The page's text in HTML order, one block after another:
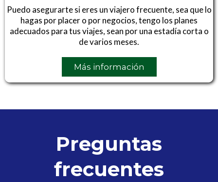
Puedo asegurarte si eres un viajero frecuente, sea que lo
hagas por placer o por negocios, tengo los planes
adecuados para tus viajes, sean por una estadía corta o
de varios meses.
Más información
Preguntas
frecuentes